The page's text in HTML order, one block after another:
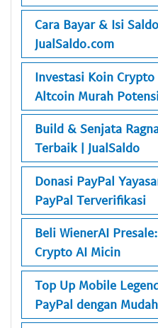
Cara Bayar & Isi
JualSaldo.com
Investasi Koin
Altcoin Murah
Build & Senjata
Terbaik | JualSaldo
Donasi PayPal
PayPal Terverifikasi
Beli WienerAI
Crypto AI Micin
Top Up Mobile
PayPal dengan Mudah